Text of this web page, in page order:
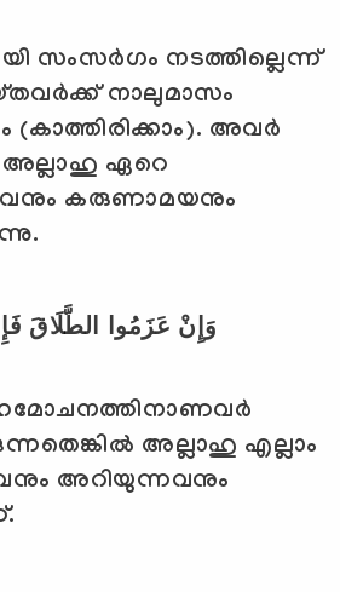
സംസര്‍ഗം നടത്തില്ലെന്ന്
നാലുമാസം
(കാത്തിരിക്കാം). അവര്‍
അല്ലാഹു ഏറെ
കരുണാമയനും
وَإِنْ عَزَمُوا الطَّلَاقَ
അല്ലാഹു എല്ലാം
അറിയുന്നവനും